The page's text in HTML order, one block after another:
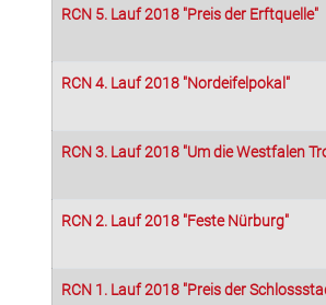
RCN 5. Lauf 2018 "Preis der Erftquelle"
RCN 4. Lauf 2018 "Nordeifelpokal"
RCN 3. Lauf 2018 "Um die Westfalen
RCN 2. Lauf 2018 "Feste Nürburg"
RCN 1. Lauf 2018 "Preis der